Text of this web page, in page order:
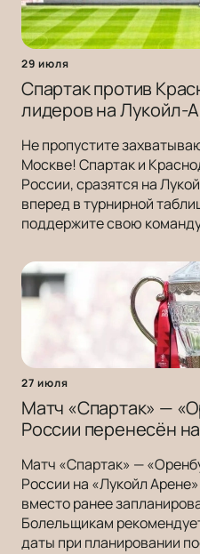
29 июля
Спартак против
лидеров на Лукойл-
Не пропустите
Москве! Спартак и
России, сразятся на
вперед в турнирной
поддержите свою
27 июля
Матч «Спартак» —
России перенесён
Матч «Спартак» —
России на «Лукойл
вместо ранее
Болельщикам
даты при планировании